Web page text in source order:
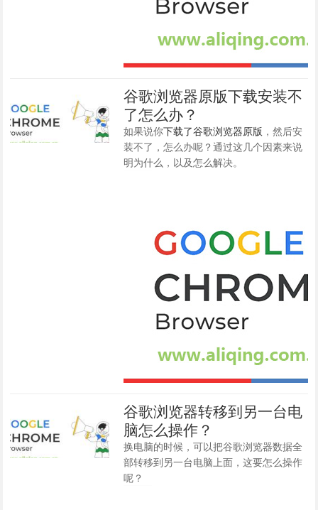
谷歌浏览器原版下载安装不
了怎么办？
如果说你下载了谷歌浏览器原版 ，然后安
装不了，怎么办呢？通过这几个因素来说
明为什么，以及怎么解决。
谷歌浏览器转移到另一台电
脑怎么操作？
换电脑的时候，可以把谷歌浏览器数据全
部转移到另一台电脑上面，这要怎么操作
呢？